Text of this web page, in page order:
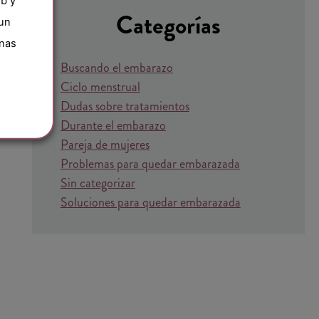
Categorías
Buscando el embarazo
Ciclo menstrual
Dudas sobre tratamientos
Durante el embarazo
Pareja de mujeres
Problemas para quedar embarazada
Sin categorizar
Soluciones para quedar embarazada